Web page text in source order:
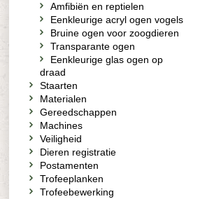
Amfibiën en reptielen
Eenkleurige acryl ogen vogels
Bruine ogen voor zoogdieren
Transparante ogen
Eenkleurige glas ogen op
draad
Staarten
Materialen
Gereedschappen
Machines
Veiligheid
Dieren registratie
Postamenten
Trofeeplanken
Trofeebewerking